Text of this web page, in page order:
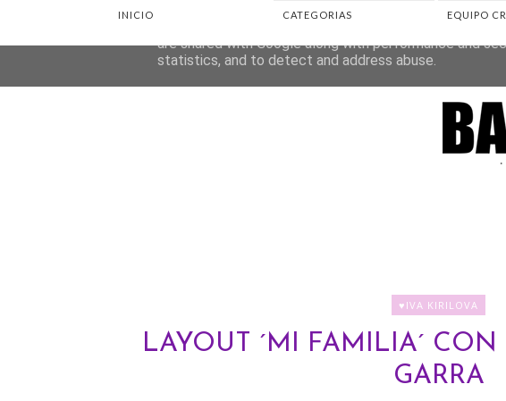
INICIO CATEGORIAS EQUIPO
♥IVA KIRILOVA
LAYOUT ´MI FAMILIA´ CON
GARRA
This site uses cookies from Google to deliver its
are shared with Google along with performance and
statistics, and to detect and address abuse.